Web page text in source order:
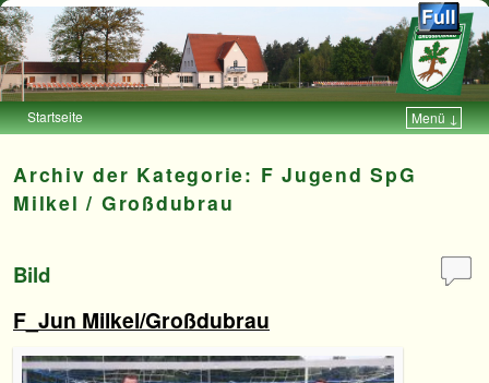
Startseite Menü ↓
Archiv der Kategorie: F Jugend SpG
Milkel / Großdubrau
Bild
F_Jun Milkel/Großdubrau